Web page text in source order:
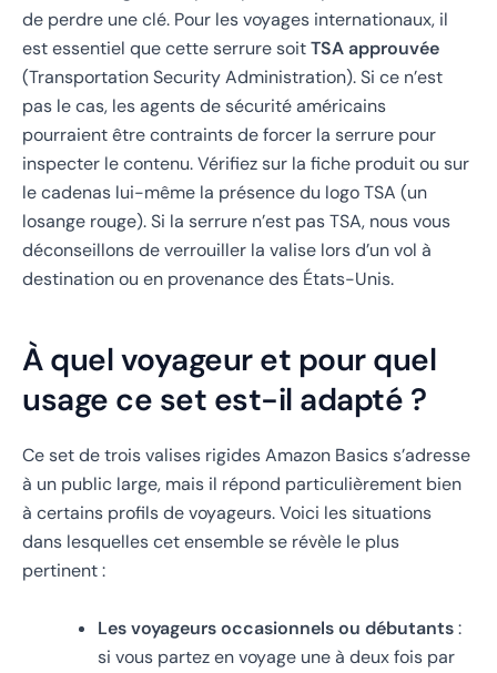
de perdre une clé. Pour les voyages internationaux, il
est essentiel que cette serrure soitTSA approuvée
(Transportation Security Administration). Si ce n’est
pas le cas, les agents de sécurité américains
pourraient être contraints de forcer la serrure pour
inspecter le contenu. Vérifiez sur la fiche produit ou sur
le cadenas lui-même la présence du logo TSA (un
losange rouge). Si la serrure n’est pas TSA, nous vous
déconseillons de verrouiller la valise lors d’un vol à
destination ou en provenance des États-Unis.
À quel voyageur et pour quel
usage ce set est-il adapté ?
Ce set de trois valises rigides Amazon Basics s’adresse
à un public large, mais il répond particulièrement bien
à certains profils de voyageurs. Voici les situations
dans lesquelles cet ensemble se révèle le plus
pertinent :
Les voyageurs occasionnels ou débutants:
si vous partez en voyage une à deux fois par